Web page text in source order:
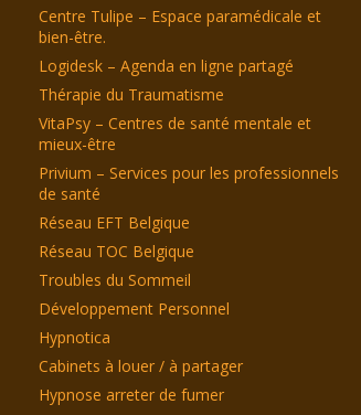
Centre Tulipe – Espace paramédicale et
bien-être.
Logidesk – Agenda en ligne partagé
Thérapie du Traumatisme
VitaPsy – Centres de santé mentale et
mieux-être
Privium – Services pour les professionnels
de santé
Réseau EFT Belgique
Réseau TOC Belgique
Troubles du Sommeil
Développement Personnel
Hypnotica
Cabinets à louer / à partager
Hypnose arreter de fumer